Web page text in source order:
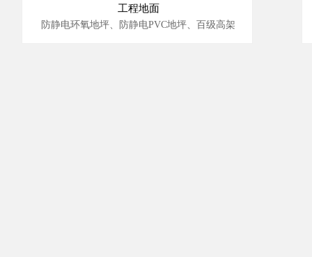
工程地面
防静电环氧地坪、防静电PVC地坪、百级高架